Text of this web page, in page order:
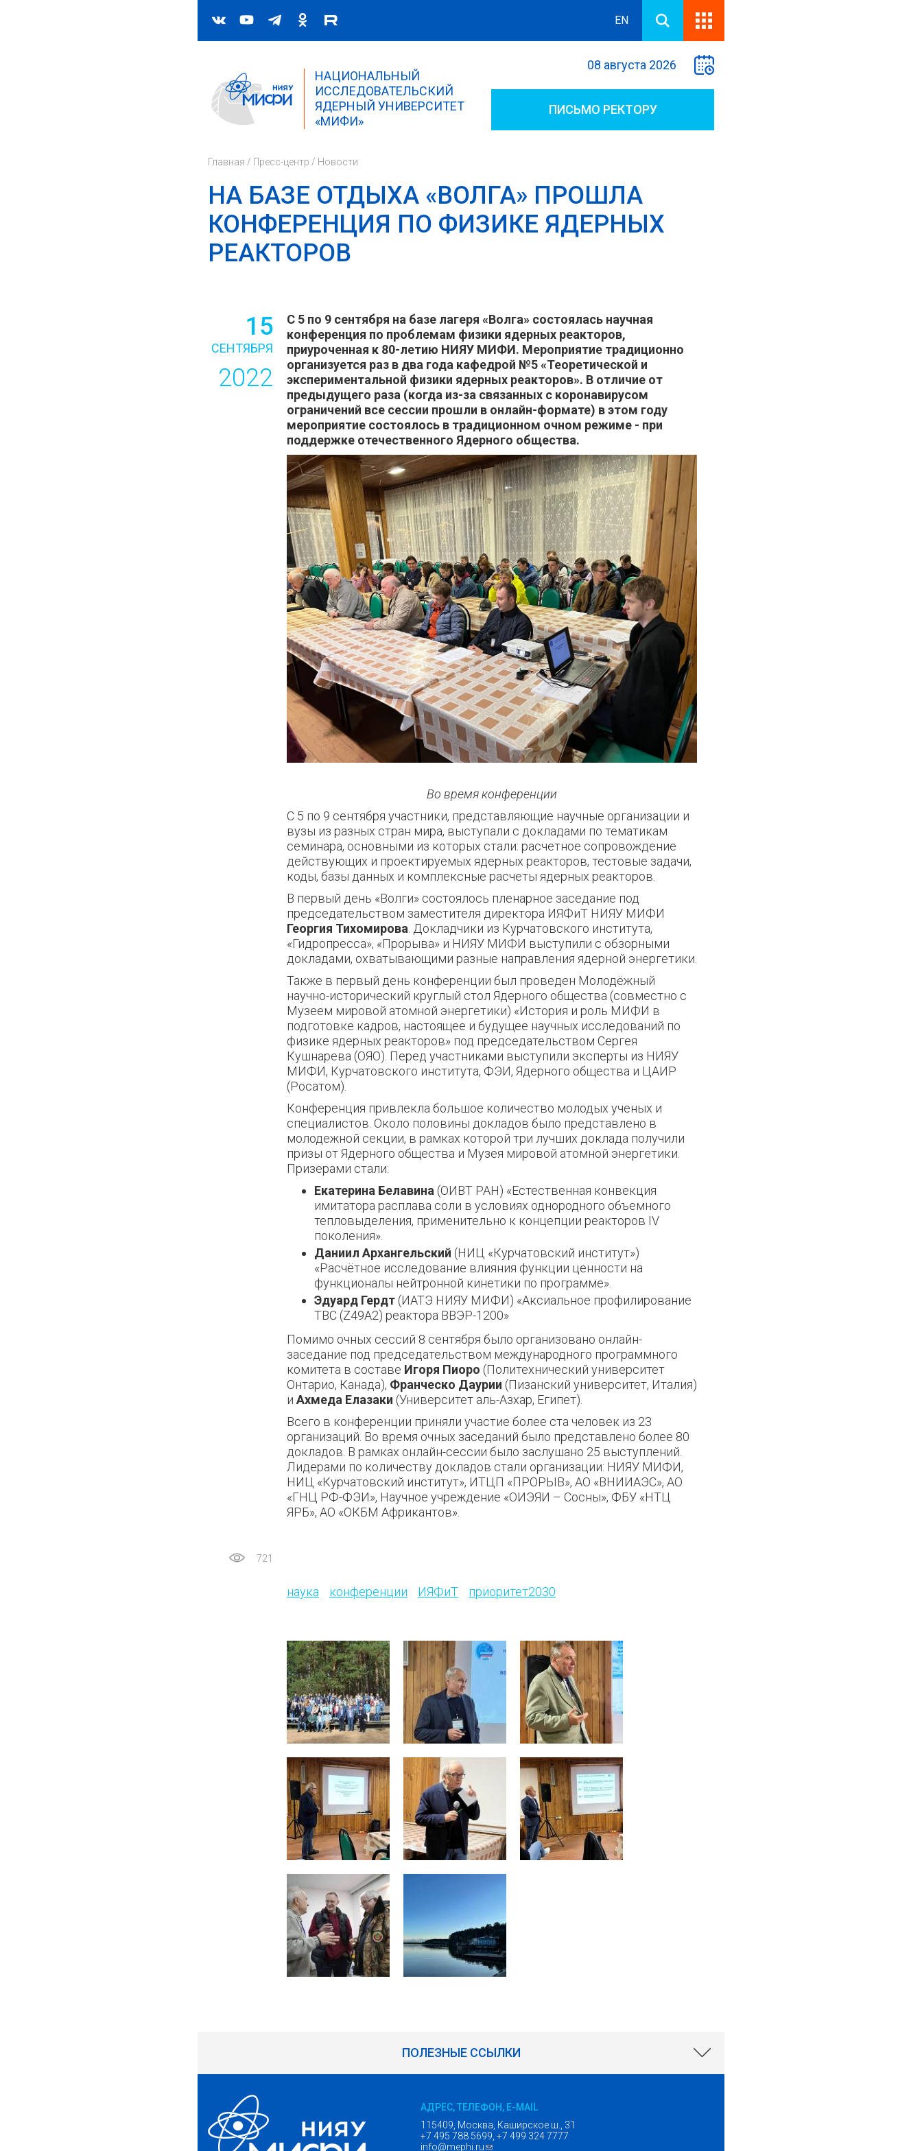
Форма поиска
EN
НАЦИОНАЛЬНЫЙ
ИССЛЕДОВАТЕЛЬСКИЙ
ЯДЕРНЫЙ УНИВЕРСИТЕТ
«МИФИ»
08 августа 2026
ПИСЬМО РЕКТОРУ
Главная / Пресс-центр / Новости
НА БАЗЕ ОТДЫХА «ВОЛГА» ПРОШЛА
КОНФЕРЕНЦИЯ ПО ФИЗИКЕ ЯДЕРНЫХ
РЕАКТОРОВ
15
СЕНТЯБРЯ
2022
С 5 по 9 сентября на базе лагеря «Волга» состоялась научная
конференция по проблемам физики ядерных реакторов,
приуроченная к 80-летию НИЯУ МИФИ. Мероприятие традиционно
организуется раз в два года кафедрой №5 «Теоретической и
экспериментальной физики ядерных реакторов». В отличие от
предыдущего раза (когда из-за связанных с коронавирусом
ограничений все сессии прошли в онлайн-формате) в этом году
мероприятие состоялось в традиционном очном режиме - при
поддержке отечественного Ядерного общества.
Во время конференции
С 5 по 9 сентября участники, представляющие научные организации и
вузы из разных стран мира, выступали с докладами по тематикам
семинара, основными из которых стали: расчетное сопровождение
действующих и проектируемых ядерных реакторов, тестовые задачи,
коды, базы данных и комплексные расчеты ядерных реакторов.
В первый день «Волги» состоялось пленарное заседание под
председательством заместителя директора ИЯФиТ НИЯУ МИФИ
Георгия Тихомирова . Докладчики из Курчатовского института,
«Гидропресса», «Прорыва» и НИЯУ МИФИ выступили с обзорными
докладами, охватывающими разные направления ядерной энергетики.
Также в первый день конференции был проведен Молодёжный
научно-исторический круглый стол Ядерного общества (совместно с
Музеем мировой атомной энергетики) «История и роль МИФИ в
подготовке кадров, настоящее и будущее научных исследований по
физике ядерных реакторов» под председательством Сергея
Кушнарева (ОЯО). Перед участниками выступили эксперты из НИЯУ
МИФИ, Курчатовского института, ФЭИ, Ядерного общества и ЦАИР
(Росатом).
Конференция привлекла большое количество молодых ученых и
специалистов. Около половины докладов было представлено в
молодежной секции, в рамках которой три лучших доклада получили
призы от Ядерного общества и Музея мировой атомной энергетики.
Призерами стали:
Екатерина Белавина (ОИВТ РАН) «Естественная конвекция
имитатора расплава соли в условиях однородного объемного
тепловыделения, применительно к концепции реакторов IV
поколения».
Даниил Архангельский (НИЦ «Курчатовский институт»)
«Расчётное исследование влияния функции ценности на
функционалы нейтронной кинетики по программе».
Эдуард Гердт (ИАТЭ НИЯУ МИФИ) «Аксиальное профилирование
ТВС (Z49A2) реактора ВВЭР-1200»
Помимо очных сессий 8 сентября было организовано онлайн-
заседание под председательством международного программного
комитета в составе Игоря Пиоро (Политехнический университет
Онтарио, Канада), Франческо Даурии (Пизанский университет, Италия)
и Ахмеда Елазаки (Университет аль-Азхар, Египет).
Всего в конференции приняли участие более ста человек из 23
организаций. Во время очных заседаний было представлено более 80
докладов. В рамках онлайн-сессии было заслушано 25 выступлений.
Лидерами по количеству докладов стали организации: НИЯУ МИФИ,
НИЦ «Курчатовский институт», ИТЦП «ПРОРЫВ», АО «ВНИИАЭС», АО
«ГНЦ РФ-ФЭИ», Научное учреждение «ОИЭЯИ – Сосны», ФБУ «НТЦ
ЯРБ», АО «ОКБМ Африкантов».
721
наука конференции ИЯФиТ приоритет2030
ПОЛЕЗНЫЕ ССЫЛКИ
АДРЕС, ТЕЛЕФОН, E-MAIL
115409, Москва, Каширское ш., 31
+7 495 788 5699, +7 499 324 7777
info@mephi.ru(ссылка для отправки email)